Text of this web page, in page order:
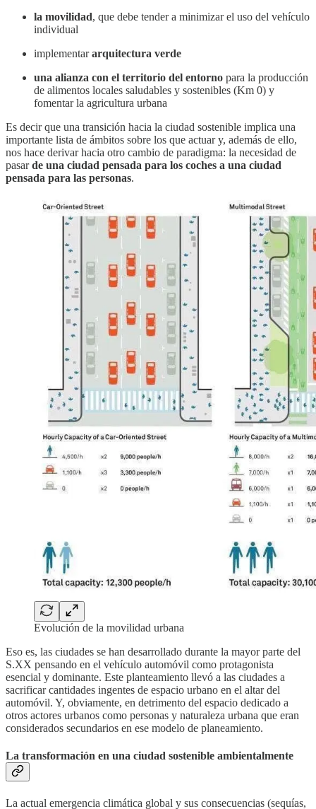
la movilidad, que debe tender a minimizar el uso del vehículo
individual
implementararquitectura verde
una alianza con el territorio del entorno para la producción
de alimentos locales saludables y sostenibles (Km 0) y
fomentar la agricultura urbana
Es decir que una transición hacia la ciudad sostenible implica una
importante lista de ámbitos sobre los que actuar y, además de ello,
nos hace derivar hacia otro cambio de paradigma: la necesidad de
pasarde una ciudad pensada para los coches a una ciudad
pensada para las personas.
Evolución de la movilidad urbana
Eso es, las ciudades se han desarrollado durante la mayor parte del
S.XX pensando en el vehículo automóvil como protagonista
esencial y dominante. Este planteamiento llevó a las ciudades a
sacrificar cantidades ingentes de espacio urbano en el altar del
automóvil. Y, obviamente, en detrimento del espacio dedicado a
otros actores urbanos como personas y naturaleza urbana que eran
considerados secundarios en ese modelo de planeamiento.
La transformación en una ciudad sostenible ambientalmente
La actual emergencia climática global y sus consecuencias (sequías,